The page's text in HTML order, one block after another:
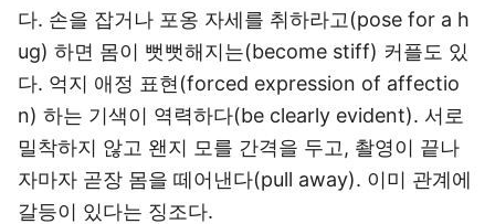
다. 손을 잡거나 포옹 자세를 취하라고(pose for a h
ug) 하면 몸이 뻣뻣해지는(become stiff) 커플도 있
다. 억지 애정 표현(forced expression of affectio
n) 하는 기색이 역력하다(be clearly evident). 서로
밀착하지 않고 왠지 모를 간격을 두고, 촬영이 끝나
자마자 곧장 몸을 떼어낸다(pull away). 이미 관계에
갈등이 있다는 징조다.